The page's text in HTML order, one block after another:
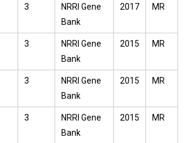
3
NRRI Gene
Bank
2017 MR
3
NRRI Gene
Bank
2015 MR
3
NRRI Gene
Bank
2015 MR
3
NRRI Gene
Bank
2015 MR